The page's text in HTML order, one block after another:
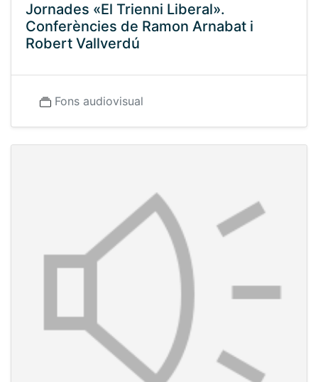
Jornades «El Trienni Liberal».
Conferències de Ramon Arnabat i
Robert Vallverdú
Fons audiovisual